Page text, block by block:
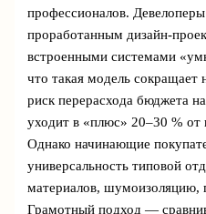
профессионалов.
проработанным дизайн-
встроенными системами
что такая модель сокращает
риск перерасхода бюджета
уходит в «плюс» 20–30 % от
Однако начинающие
универсальность типовой
материалов, шумоизоляцию,
Грамотный подход —